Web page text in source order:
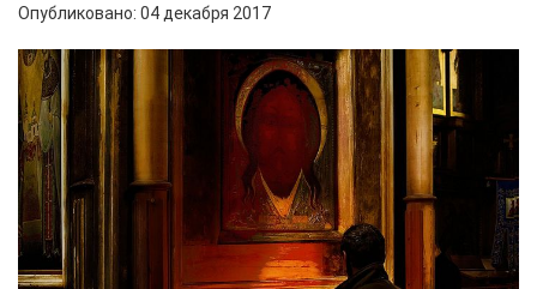
Опубликовано: 04 декабря 2017